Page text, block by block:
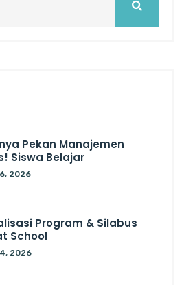
Pekan Manajemen
Siswa Belajar
2026
Program & Silabus
School
2026